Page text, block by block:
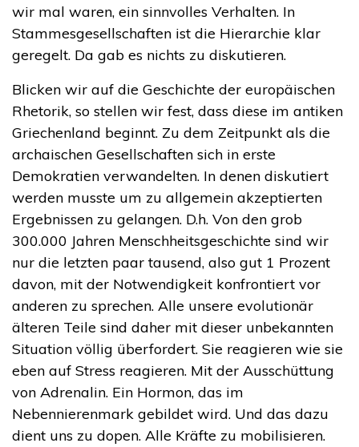
wir mal waren, ein sinnvolles Verhalten. In
Stammesgesellschaften ist die Hierarchie klar
geregelt. Da gab es nichts zu diskutieren.
Blicken wir auf die Geschichte der europäischen
Rhetorik, so stellen wir fest, dass diese im antiken
Griechenland beginnt. Zu dem Zeitpunkt als die
archaischen Gesellschaften sich in erste
Demokratien verwandelten. In denen diskutiert
werden musste um zu allgemein akzeptierten
Ergebnissen zu gelangen. D.h. Von den grob
300.000 Jahren Menschheitsgeschichte sind wir
nur die letzten paar tausend, also gut 1 Prozent
davon, mit der Notwendigkeit konfrontiert vor
anderen zu sprechen. Alle unsere evolutionär
älteren Teile sind daher mit dieser unbekannten
Situation völlig überfordert. Sie reagieren wie sie
eben auf Stress reagieren. Mit der Ausschüttung
von Adrenalin. Ein Hormon, das im
Nebennierenmark gebildet wird. Und das dazu
dient uns zu dopen. Alle Kräfte zu mobilisieren.